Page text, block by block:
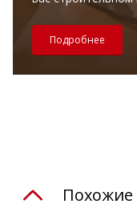
Подробнее